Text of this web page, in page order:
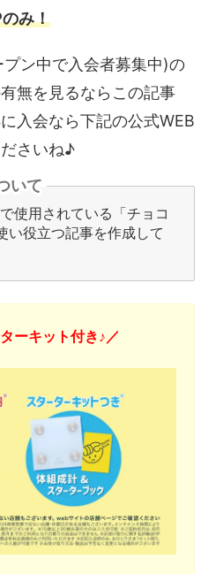
み！
ン中で入会者募集中)の
無を見るならこの記事
入会なら下記の公式WEB
さいね♪
いて
使用されている「チョコ
役立つ記事を作成して
ーキット付き♪／